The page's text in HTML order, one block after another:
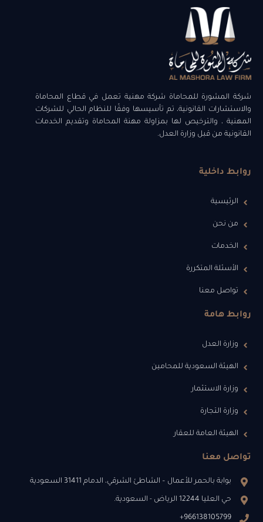
شركة المشورة للمحاماة شركة مهنية تعمل في قطاع المحاماة
والاستشارات القانونية، تم تأسيسها وفقًا للنظام الحالي للشركات
المهنية ، والترخيص لها بمزاولة مهنة المحاماة وتقديم الخدمات
القانونية من قبل وزارة العدل.
روابط داخلية
الرئيسية
من نحن
الخدمات
الأسئلة المتكررة
تواصل معنا
روابط هامة
وزارة العدل
الهيئة السعودية للمحامين
وزارة الاستثمار
وزارة التجارة
الهيئة العامة للعقار
تواصل معنا
بوابة بالحمر للأعمال – الشاطئ الشرقي، الدمام 31411 السعودية
حي العليا 12244 الرياض - السعودية.
966138105799+